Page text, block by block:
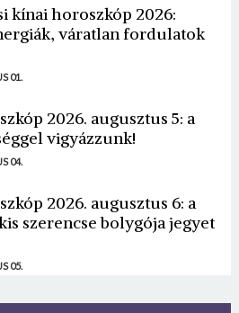
kínai horoszkóp 2026:
váratlan fordulatok
01.
2026. augusztus 5: a
vigyázzunk!
04.
2026. augusztus 6: a
szerencse bolygója jegyet
05.